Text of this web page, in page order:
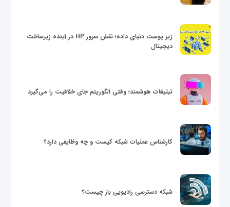
زیر پوست دنیای داده؛ نقش سرور HP در آینده زیرساخت
دیجیتال
تبلیغات هوشمند؛ وقتی الگوریتم جای خلاقیت را می‌گیرد
کارشناس عملیات شبکه کیست و چه وظایفی دارد؟
شبکه دسترسی رادیویی باز چیست؟